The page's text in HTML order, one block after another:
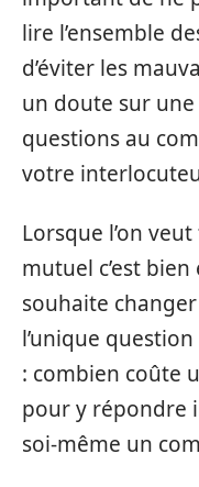
lire l’ensemble
d’éviter les
un doute sur une
questions au
votre
Lorsque l’on
mutuel c’est
souhaite
l’unique
: combien coûte
pour y répondre
soi-même un